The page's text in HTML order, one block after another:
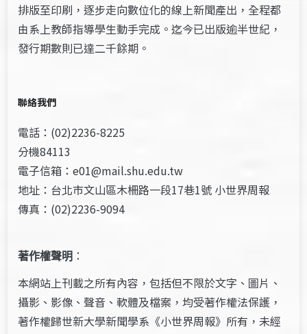
排版至印刷，逐步走向數位化的線上新聞產出，全程都
由系上教師指導學生動手完成。迄今已出版逾半世紀，
發行期數則已達二千餘期。
聯絡我們
電話：(02)2236-8225
分機84113
電子信箱：e01@mail.shu.edu.tw
地址：台北市文山區木柵路一段17巷1號 小世界周報
傳真：(02)2236-9094
著作權聲明 ：
本網站上刊載之所有內容，包括但不限於文字、圖片、
攝影、影像、聲音、軟體及檔案，均受著作權法保護，
著作權歸世新大學新聞學系《小世界周報》所有，未經